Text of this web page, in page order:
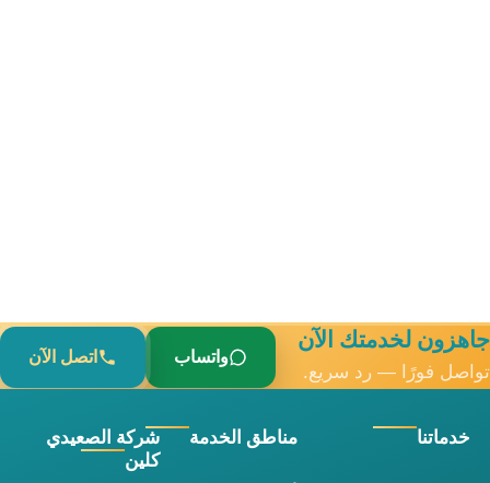
لخدمتك الآن
فورًا — رد سريع.
واتساب اتصل الآن
خدماتنا مناطق الخدمة
شركة الصعيدي
كلين